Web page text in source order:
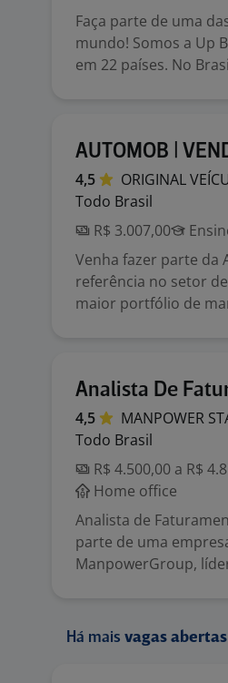
Faça parte de uma
mundo! Somos a Up
em 22 países. No
AUTOMOB |
4,5 ORIGINAL
Todo Brasil
R$ 3.007,00
Venha fazer parte da
referência no setor
maior portfólio de
Analista De
4,5 MANPOWER
Todo Brasil
R$ 4.500,00 a R$
Home office
Analista de
parte de uma
ManpowerGroup,
Há mais vagas